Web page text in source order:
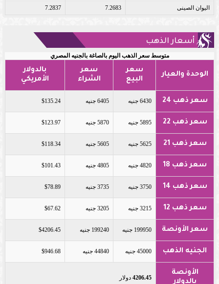
اليوان الصينى 7.2683
7.2837
أسعار الذهب
متوسط سعر الذهب اليوم بالصاغة بالجنيه المصري
الوحدة والعيار
سعر
البيع
سعر
الشراء
بالدولار
الأمريكي
سعر ذهب 24 6430 جنيه 6405 جنيه $135.24
سعر ذهب 22 5895 جنيه 5870 جنيه $123.97
سعر ذهب 21 5625 جنيه 5605 جنيه $118.34
سعر ذهب 18 4820 جنيه 4805 جنيه $101.43
سعر ذهب 14 3750 جنيه 3735 جنيه $78.89
سعر ذهب 12 3215 جنيه 3205 جنيه $67.62
سعر الأونصة 199950 جنيه 199240 جنيه $4206.45
الجنيه الذهب 45000 جنيه 44840 جنيه $946.68
الأونصة
بالدولار
4206.45 دولار